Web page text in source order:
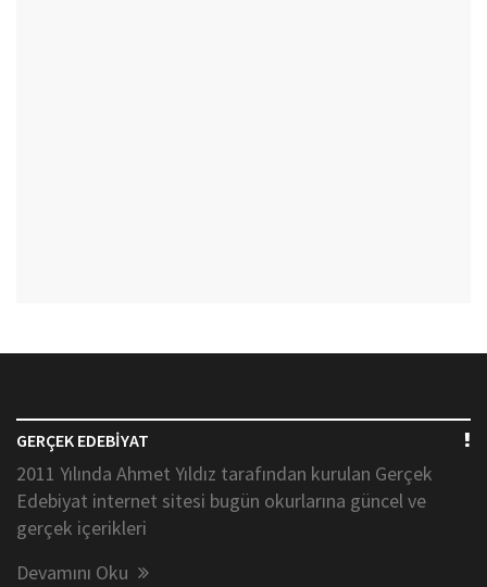
GERÇEK EDEBİYAT
2011 Yılında Ahmet Yıldız tarafından kurulan Gerçek
Edebiyat internet sitesi bugün okurlarına güncel ve
gerçek içerikleri
Devamını Oku